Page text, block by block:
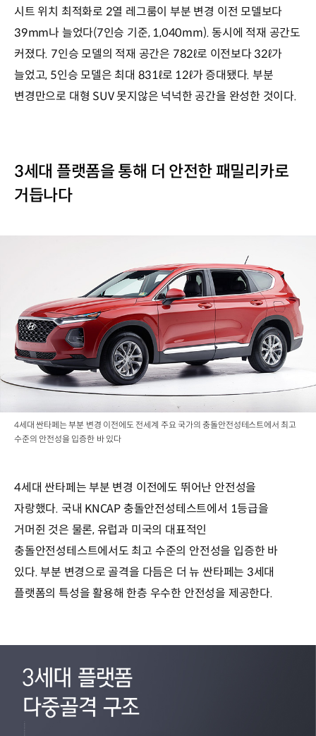
시트 위치 최적화로 2열 레그룸이 부분 변경 이전 모델보다
39mm나 늘었다(7인승 기준, 1,040mm). 동시에 적재 공간도
커졌다. 7인승 모델의 적재 공간은 782ℓ로 이전보다 32ℓ가
늘었고, 5인승 모델은 최대 831ℓ로 12ℓ가 증대됐다. 부분
변경만으로 대형 SUV 못지않은 넉넉한 공간을 완성한 것이다.
3세대 플랫폼을 통해 더 안전한 패밀리카로
거듭나다
4세대 싼타페는 부분 변경 이전에도 전세계 주요 국가의 충돌안전성테스트에서 최고
수준의 안전성을 입증한 바 있다
4세대 싼타페는 부분 변경 이전에도 뛰어난 안전성을
자랑했다. 국내 KNCAP 충돌안전성테스트에서 1등급을
거머쥔 것은 물론, 유럽과 미국의 대표적인
충돌안전성테스트에서도 최고 수준의 안전성을 입증한 바
있다. 부분 변경으로 골격을 다듬은 더 뉴 싼타페는 3세대
플랫폼의 특성을 활용해 한층 우수한 안전성을 제공한다.